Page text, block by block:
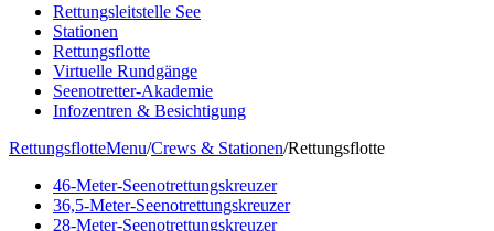
Rettungsleitstelle See
Stationen
Rettungsflotte
Virtuelle Rundgänge
Seenotretter-Akademie
Infozentren & Besichtigung
RettungsflotteMenu/Crews & Stationen/Rettungsflotte
46-Meter-Seenotrettungskreuzer
36,5-Meter-Seenotrettungskreuzer
28-Meter-Seenotrettungskreuzer